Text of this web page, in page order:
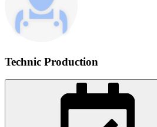
Technic Production